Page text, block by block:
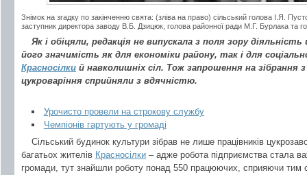
Знімок на згадку по закінченню свята: (зліва на право) сільський голова І.Я.
заступник директора заводу В.Б. Дзицюк, голова районної ради М.Г. Бурлака та
Як і обіцяли, редакція не випускала з поля зору
його значимість як для економіки району, так і для
Красносілки й навколишніх сіл. Тож запрошення на зібрання
цукроваріння сприйняли з вдячністю.
Урочисто провели на строкову службу
Чемпіонів гартують у громаді
Сільський будинок культури зібрав не лише працівників
багатьох жителів Красносілки – адже робота підприємства стала
громади, тут знайшли роботу понад 550 працюючих, сприяючи тим